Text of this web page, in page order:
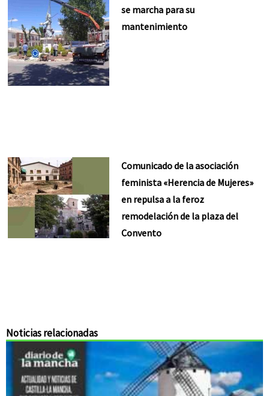
se marcha para su
mantenimiento
Comunicado de la asociación
feminista «Herencia de Mujeres»
en repulsa a la feroz
remodelación de la plaza del
Convento
Noticias relacionadas